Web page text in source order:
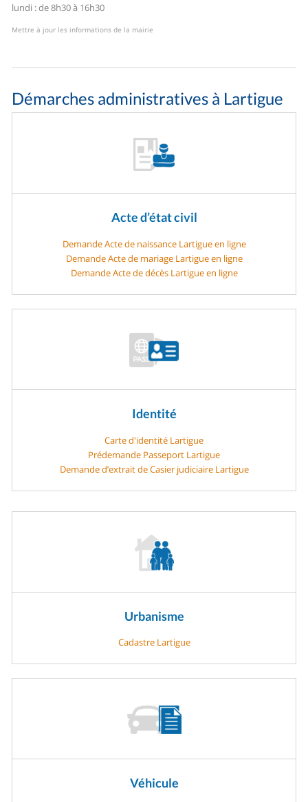
lundi : de 8h30 à 16h30
Mettre à jour les informations de la mairie
Démarches administratives à Lartigue
Acte d’état civil
Demande Acte de naissance Lartigue en ligne
Demande Acte de mariage Lartigue en ligne
Demande Acte de décès Lartigue en ligne
Identité
Carte d'identité Lartigue
Prédemande Passeport Lartigue
Demande d’extrait de Casier judiciaire Lartigue
Urbanisme
Cadastre Lartigue
Véhicule